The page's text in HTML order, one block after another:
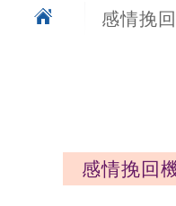
感情挽
感情挽回